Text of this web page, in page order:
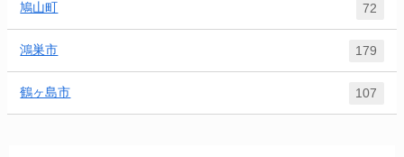
鳩山町 72
鴻巣市 179
鶴ヶ島市 107